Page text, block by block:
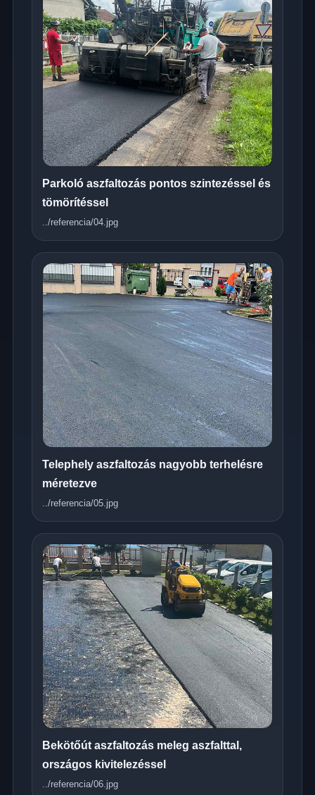
Parkoló aszfaltozás pontos szintezéssel és
tömörítéssel
../referencia/04.jpg
Telephely aszfaltozás nagyobb terhelésre
méretezve
../referencia/05.jpg
Bekötőút aszfaltozás meleg aszfalttal,
országos kivitelezéssel
../referencia/06.jpg